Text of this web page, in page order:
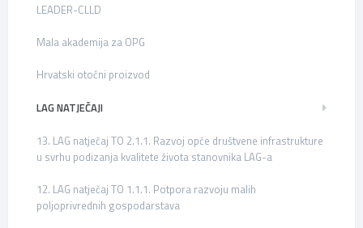
LEADER-CLLD
Mala akademija za OPG
Hrvatski otočni proizvod
LAG NATJEČAJI
13. LAG natječaj TO 2.1.1. Razvoj opće društvene infrastrukture
u svrhu podizanja kvalitete života stanovnika LAG-a
12. LAG natječaj TO 1.1.1. Potpora razvoju malih
poljoprivrednih gospodarstava